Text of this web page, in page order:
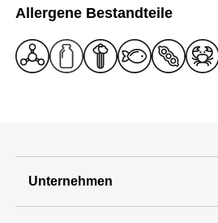
Allergene Bestandteile
Unternehmen